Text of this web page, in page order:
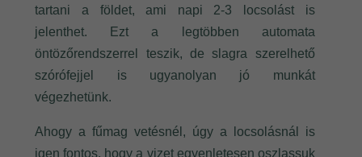
tartani a földet, ami napi 2-3 locsolást is
jelenthet. Ezt a legtöbben automata
öntözőrendszerrel teszik, de slagra szerelhető
szórófejjel is ugyanolyan jó munkát
végezhetünk.
Ahogy a fűmag vetésnél, úgy a locsolásnál is
igen fontos, hogy a vizet egyenletesen oszlassuk